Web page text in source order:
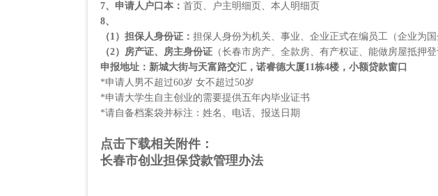
7、申请人户口本： 首页、户主明细页、本人明细页
8、
（1）担保人身份证： 担保人身份为机关、事业、企业正式在编员工（企业为
（2）房产证、房主身份证 （长春市房产、全款房、有产权证、能做房屋抵押
申报地址：新城大街与天富路交汇，诺睿德大厦11栋4楼，小额贷款窗口
*申请人男不超过60岁 女不超过50岁
*申请大学生自主创业的需要提供五年内毕业证书
*请自备档案袋并标注：姓名、电话、报送日期
点击下载相关附件：
长春市创业担保贷款管理办法